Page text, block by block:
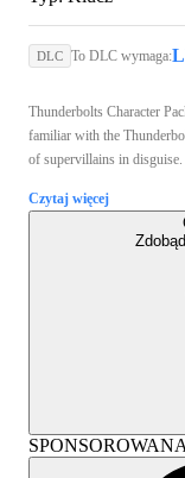
DLC To DLC wymaga:
Thunderbolts Character
familiar with the
of supervillains in
Czytaj więcej
SPONSOROWANA